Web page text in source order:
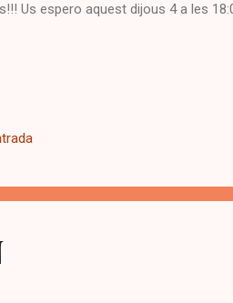
Us espero aquest dijous 4 a les